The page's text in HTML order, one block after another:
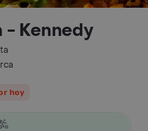
- Kennedy
hoy